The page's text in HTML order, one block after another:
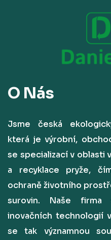
O Nás
Jsme česká
která je výrobní,
se specializací v oblasti
a recyklace pryže,
ochraně životního
surovin. Naše
inovačních technologií
se tak významnou